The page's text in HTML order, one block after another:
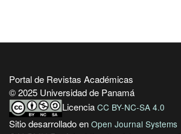
Portal de Revistas Académicas
© 2025 Universidad de Panamá
Licencia CC BY-NC-SA 4.0
Sitio desarrollado en Open Journal Systems